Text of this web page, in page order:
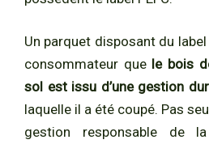
Un parquet disposant du label
consommateur que le bois
sol est issu d’une gestion
laquelle il a été coupé. Pas
gestion responsable de